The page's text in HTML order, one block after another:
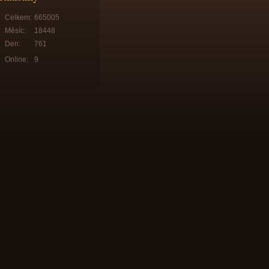
Online: 9
Celkem: 665005
Měsíc:
18448
Den:
761